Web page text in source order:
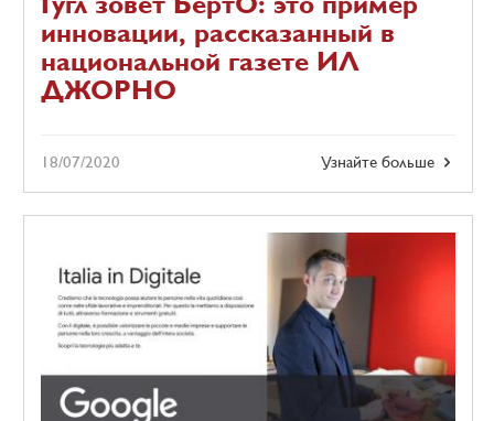
Гугл зовёт БертО: это пример
инновации, рассказанный в
национальной газете ИЛ
ДЖОРНО
Узнайте больше
18/07/2020